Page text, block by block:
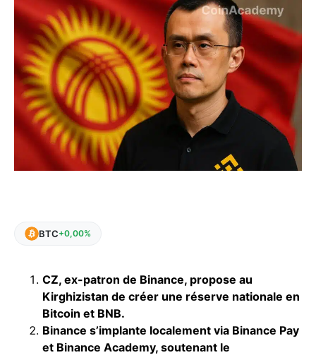
BTC+0,00%
CZ, ex-patron de Binance, propose au
Kirghizistan de créer une réserve nationale en
Bitcoin et BNB.
Binance s’implante localement via Binance Pay
et Binance Academy, soutenant le